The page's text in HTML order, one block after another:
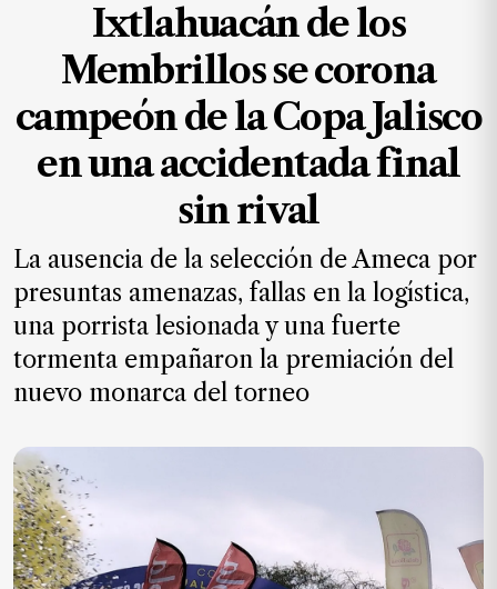
MXN
mes.
Suscríbete ahora
NOTICIAS
Jalisco
Nacional
Opinión
Deportes
Cultura
Turismo
Ixtlahuacán de los
Membrillos se corona
campeón de la Copa Jalisco
en una accidentada final
sin rival
La ausencia de la selección de Ameca por
presuntas amenazas, fallas en la logística,
una porrista lesionada y una fuerte
tormenta empañaron la premiación del
nuevo monarca del torneo